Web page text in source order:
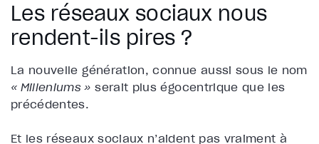
Les réseaux sociaux nous
rendent-ils pires ?
La nouvelle génération, connue aussi sous le nom
« Milleniums » serait plus égocentrique que les
précédentes.
Et les réseaux sociaux n’aident pas vraiment à